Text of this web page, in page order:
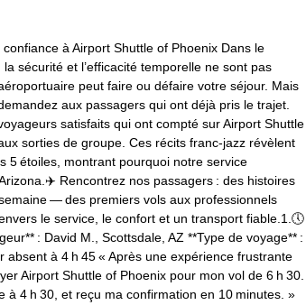
à Airport Shuttle of Phoenix Dans le
sécurité et l’efficacité temporelle ne sont pas
peut faire ou défaire votre séjour. Mais
aux passagers qui ont déjà pris le trajet.
satisfaits qui ont compté sur Airport Shuttle
sorties de groupe. Ces récits franc‑jazz révèlent
5 étoiles, montrant pourquoi notre service
Rencontrez nos passagers : des histoires
— des premiers vols aux professionnels
le service, le confort et un transport fiable.1.🕔
: David M., Scottsdale, AZ **Type de voyage** :
absent à 4 h 45 « Après une expérience frustrante
Airport Shuttle of Phoenix pour mon vol de 6 h 30.
à 4 h 30, et reçu ma confirmation en 10 minutes. »